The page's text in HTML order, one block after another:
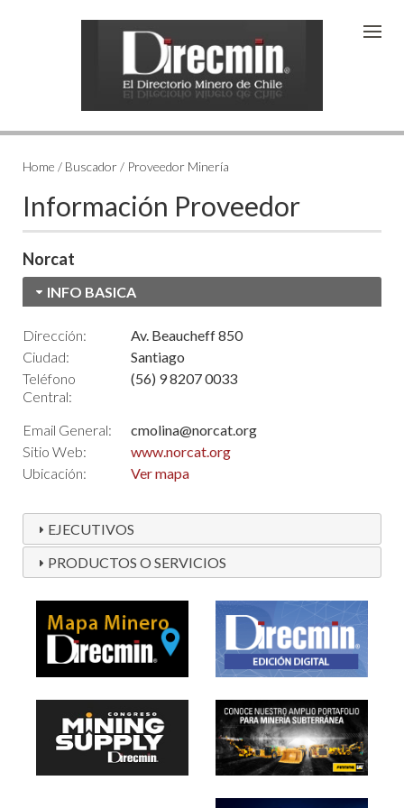
Home / Buscador / Proveedor Minería
Información Proveedor
Norcat
INFO BASICA
Dirección:
Av. Beaucheff 850
Ciudad:
Santiago
Teléfono
Central:
(56) 9 8207 0033
Email General:
cmolina@norcat.org
Sitio Web:
www.norcat.org
Ubicación:
Ver mapa
EJECUTIVOS
PRODUCTOS O SERVICIOS